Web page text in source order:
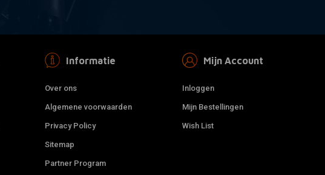
Informatie
Over ons
Algemene voorwaarden
Privacy Policy
Sitemap
Partner Program
Mijn Account
Inloggen
Mijn Bestellingen
Wish List